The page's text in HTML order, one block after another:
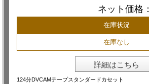
ネット価格：
在庫状況
在庫なし
詳細はこちら
124分DVCAMテープスタンダードカセット